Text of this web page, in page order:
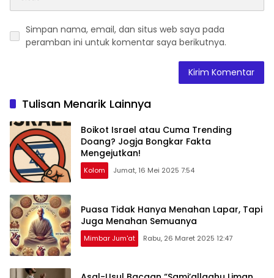
Simpan nama, email, dan situs web saya pada
peramban ini untuk komentar saya berikutnya.
Tulisan Menarik Lainnya
Boikot Israel atau Cuma Trending
Doang? Jogja Bongkar Fakta
Mengejutkan!
Kolom Jumat, 16 Mei 2025 7:54
Puasa Tidak Hanya Menahan Lapar, Tapi
Juga Menahan Semuanya
Mimbar Jum'at Rabu, 26 Maret 2025 12:47